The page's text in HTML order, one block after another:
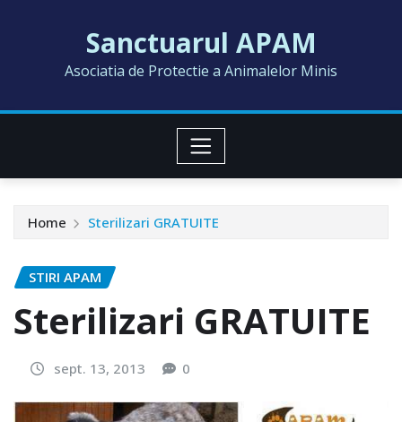
Sanctuarul APAM
Asociatia de Protectie a Animalelor Minis
Home Sterilizari GRATUITE
STIRI APAM
Sterilizari GRATUITE
sept. 13, 2013 0